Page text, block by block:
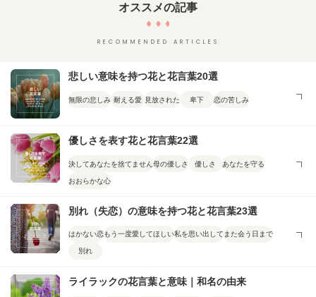
オススメの記事
RECOMMENDED ARTICLES
悲しい意味を持つ花と花言葉20選
無限の悲しみ 耐える愛 見放された 卑下 恋の苦しみ
優しさを表す花と花言葉22選
決してあなたを捨てません 母の優しさ 優しさ あなたを守る
おおらかな心
別れ（失恋）の意味を持つ花と花言葉23選
はかない恋もう一度愛してほしい私を思い出して また会う日まで
別れ
ライラックの花言葉と意味｜和名の由来